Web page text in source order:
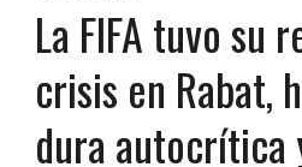
La FIFA tuvo su
crisis en Rabat,
dura autocrítica